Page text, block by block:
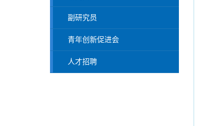
副研究员
青年创新促进会
人才招聘